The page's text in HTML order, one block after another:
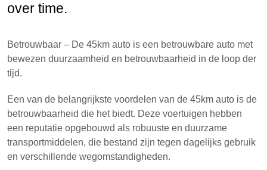
over time.
Betrouwbaar – De 45km auto is een betrouwbare auto met
bewezen duurzaamheid en betrouwbaarheid in de loop der
tijd.
Een van de belangrijkste voordelen van de 45km auto is de
betrouwbaarheid die het biedt. Deze voertuigen hebben
een reputatie opgebouwd als robuuste en duurzame
transportmiddelen, die bestand zijn tegen dagelijks gebruik
en verschillende wegomstandigheden.